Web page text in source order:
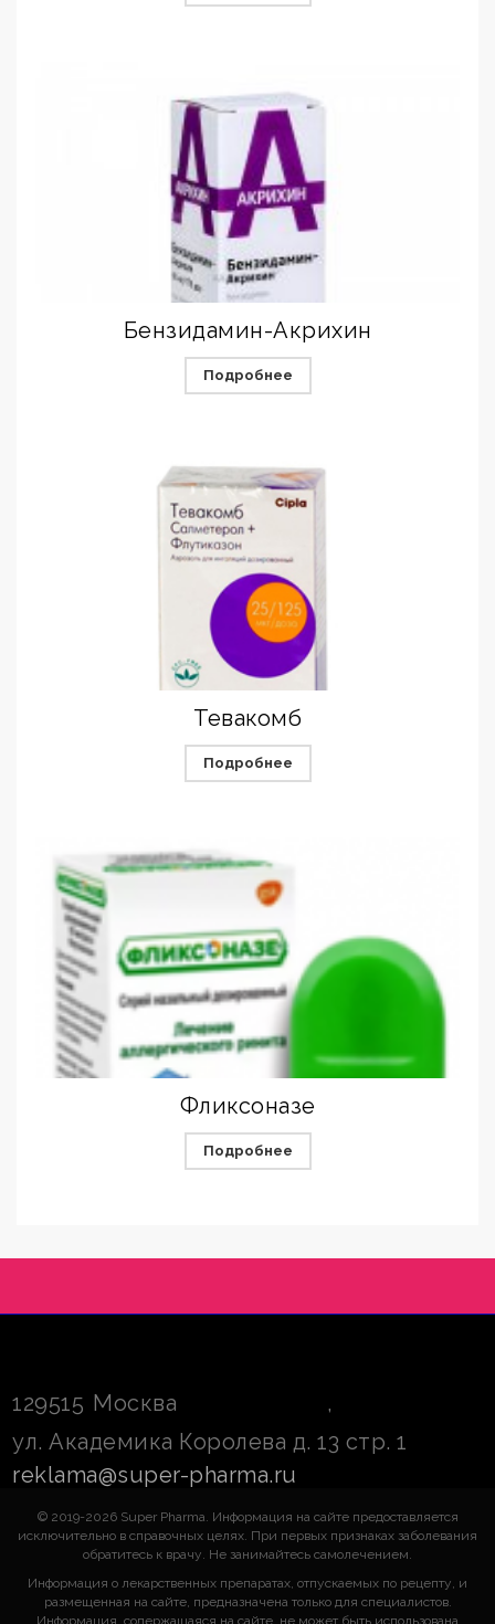
Бензидамин-Акрихин
Подробнее
Тевакомб
Подробнее
Фликсоназе
Подробнее
129515 Москва
,
ул. Академика Королева д. 13 стр. 1
reklama@super-pharma.ru
© 2019-2026 Super Pharma. Информация на сайте предоставляется
исключительно в справочных целях. При первых признаках заболевания
обратитесь к врачу. Не занимайтесь самолечением.
Информация о лекарственных препаратах, отпускаемых по рецепту, и
размещенная на сайте, предназначена только для специалистов.
Информация, содержащаяся на сайте, не может быть использована